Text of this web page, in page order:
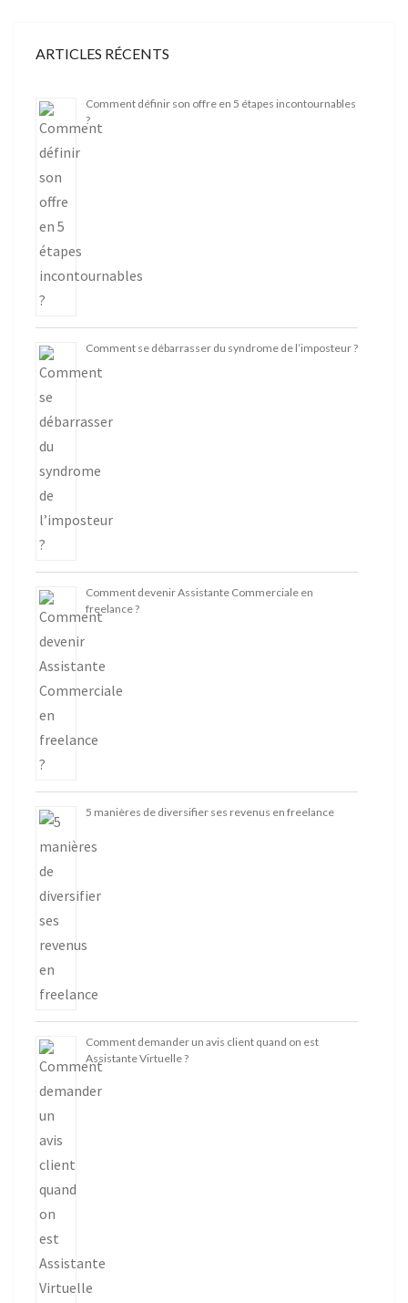
ARTICLES RÉCENTS
Comment définir son offre en 5 étapes incontournables
?
Comment se débarrasser du syndrome de l’imposteur ?
Comment devenir Assistante Commerciale en
freelance ?
5 manières de diversifier ses revenus en freelance
Comment demander un avis client quand on est
Assistante Virtuelle ?